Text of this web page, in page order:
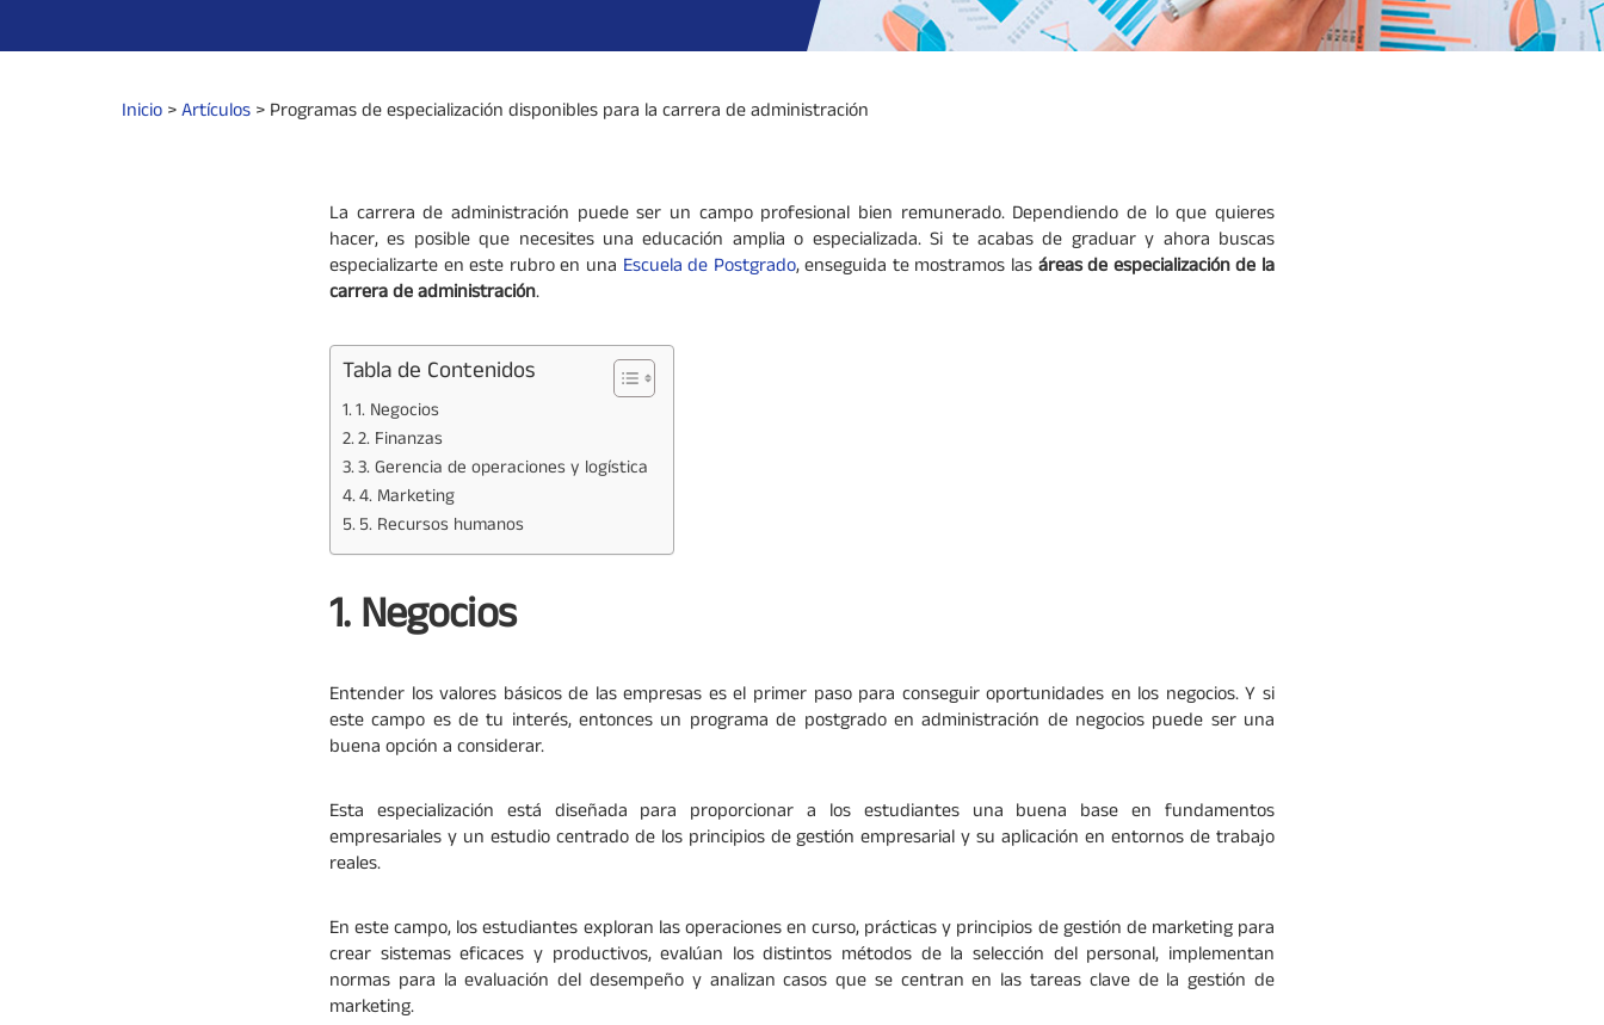
Inicio>Artículos>Programas de especialización disponibles para la carrera de administración
La carrera de administración puede ser un campo profesional bien remunerado. Dependiendo de lo que quieres
hacer, es posible que necesites una educación amplia o especializada. Si te acabas de graduar y ahora buscas
especializarte en este rubro en una Escuela de Postgrado, enseguida te mostramos lasáreas de especialización de la
carrera de administración.
Tabla de Contenidos
1. Negocios
2. Finanzas
3. Gerencia de operaciones y logística
4. Marketing
5. Recursos humanos
1. Negocios
Entender los valores básicos de las empresas es el primer paso para conseguir oportunidades en los negocios. Y si
este campo es de tu interés, entonces un programa de postgrado en administración de negocios puede ser una
buena opción a considerar.
Esta especialización está diseñada para proporcionar a los estudiantes una buena base en fundamentos
empresariales y un estudio centrado de los principios de gestión empresarial y su aplicación en entornos de trabajo
reales.
En este campo, los estudiantes exploran las operaciones en curso, prácticas y principios de gestión de marketing para
crear sistemas eficaces y productivos, evalúan los distintos métodos de la selección del personal, implementan
normas para la evaluación del desempeño y analizan casos que se centran en las tareas clave de la gestión de
marketing.